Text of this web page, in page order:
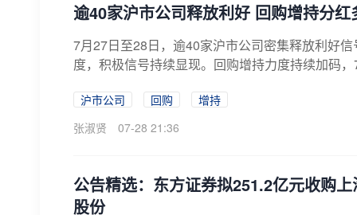
逾40家沪市公司释放利好 回购增持分
7月27日至28日，逾40家沪市公司密集释放利好
度，积极信号持续显现。回购增持力度持续加码
沪市公司 回购
增持
张淑贤
07-28 21:36
公告精选：东方证券拟251.2亿元收购
股份